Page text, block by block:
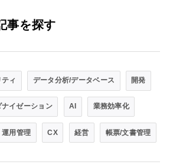
事を探す
ィ データ分析/データベース 開発
イゼーション AI 業務効率化
運用管理 CX 経営 帳票/文書管理